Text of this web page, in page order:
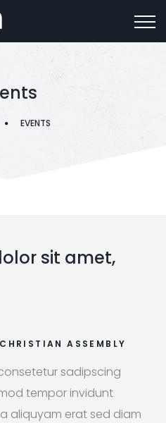
EVENTS
sit amet,
ASSEMBLY
sadipscing
tempor invidunt
aliquyam erat sed diam